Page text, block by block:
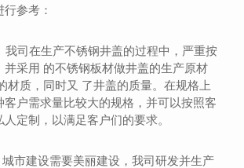
参考：
我司在生产不锈钢井盖的过程中，严重按
并采用 的不锈钢板材做井盖的生产原材
材质，同时又 了井盖的质量。在规格上
客户需求量比较大的规格，并可以按照客
定制，以满足客户们的要求。
市建设需要美丽建设，我司研发并生产